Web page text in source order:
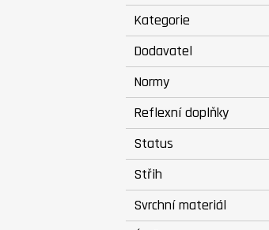
Kategorie
Dodavatel
Normy
Reflexní doplňky
Status
Střih
Svrchní materiál